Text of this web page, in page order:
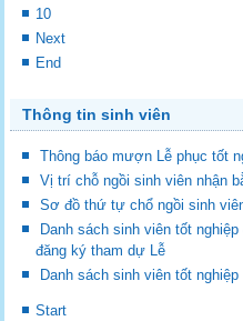
10
Next
End
Thông tin sinh viên
Thông báo mượn Lễ phục tốt
Vị trí chỗ ngồi sinh viên nhận
Sơ đồ thứ tự chổ ngồi sinh
Danh sách sinh viên tốt
đăng ký tham dự Lễ
Danh sách sinh viên tốt
Start